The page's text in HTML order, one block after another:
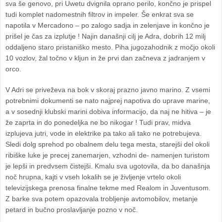
sva še genovo, pri Uwetu dvignila oprano perilo, končno je prispel
tudi komplet nadomestnih filtrov in impeler. Še enkrat sva se
napotila v Mercadono – po zalogo sadja in zelenjave in končno je
prišel je čas za izplutje ! Najin današnji cilj je Adra, dobrih 12 milj
oddaljeno staro pristaniško mesto. Piha jugozahodnik z močjo okoli
10 vozlov, žal točno v kljun in že prvi dan začneva z jadranjem v
orco.
V Adri se priveževa na bok v skoraj prazno javno marino. Z vsemi
potrebnimi dokumenti se nato najprej napotiva do uprave marine,
a v sosednji klubski marini dobiva informacijo, da naj ne hitiva – je
že zaprta in do ponedeljka ne bo nikogar ! Tudi prav, midva
izplujeva jutri, vode in elektrike pa tako ali tako ne potrebujeva.
Sledi dolg sprehod po obalnem delu tega mesta, starejši del okoli
ribiške luke je precej zanemarjen, vzhodni de- namenjen turistom
je lepši in predvsem čistejši. Kmalu sva ugotovila, da bo današnja
noč hrupna, kajti v vseh lokalih se je življenje vrtelo okoli
televizijskega prenosa finalne tekme med Realom in Juventusom.
Z barke sva potem opazovala trobljenje avtomobilov, metanje
petard in bučno proslavljanje pozno v noč.